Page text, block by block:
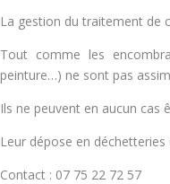
La gestion du traitement de
Tout comme les
peinture…) ne sont pas
Ils ne peuvent en aucun cas
Leur dépose en
Contact : 07 75 22 72 57